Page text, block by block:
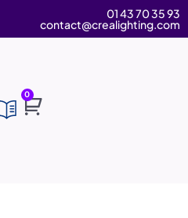
01 43 70 35 93
contact@crealighting.com
0